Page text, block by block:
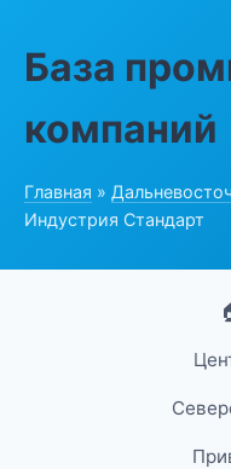
База
компаний
Главная »
Индустрия Стандарт